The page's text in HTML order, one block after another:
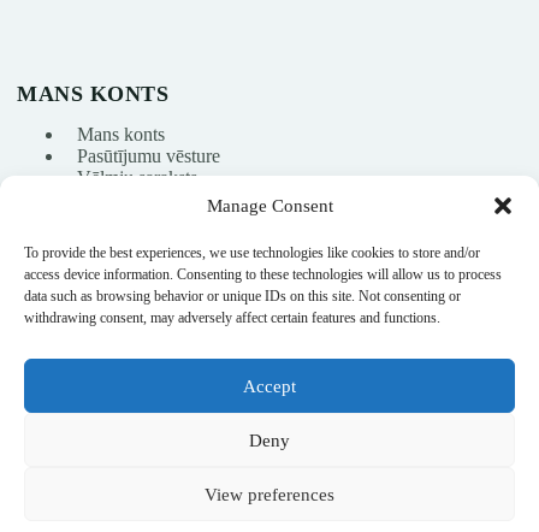
Manage Consent
To provide the best experiences, we use technologies like cookies to store and/or
access device information. Consenting to these technologies will allow us to process
data such as browsing behavior or unique IDs on this site. Not consenting or
withdrawing consent, may adversely affect certain features and functions.
Accept
Deny
View preferences
MANS KONTS
Mans konts
Pasūtījumu vēsture
Vēlmju saraksts
info@nikasport.eu
+371 28228266